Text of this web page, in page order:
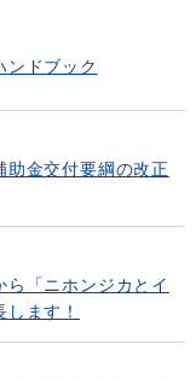
ンドブック
助金交付要綱の改正
「ニホンジカとイ
ます！